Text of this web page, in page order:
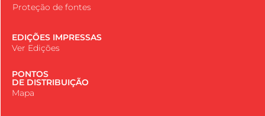
Proteção de fontes
EDIÇÕES IMPRESSAS
Ver Edições
PONTOS
DE DISTRIBUIÇÃO
Mapa